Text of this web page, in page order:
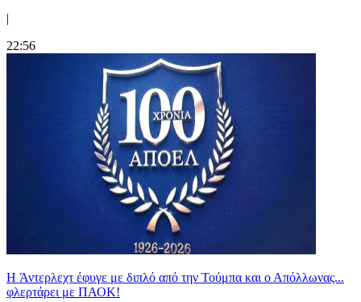
|
22:56
H Άντερλεχτ έφυγε με διπλό από την Τούμπα και ο Απόλλωνας...
φλερτάρει με ΠΑΟΚ!